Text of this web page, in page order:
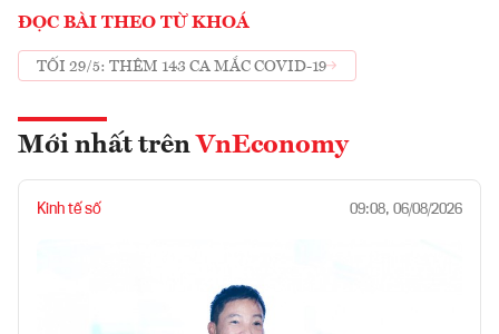
ĐỌC BÀI THEO TỪ KHOÁ
TỐI 29/5: THÊM 143 CA MẮC COVID-19
Mới nhất trên VnEconomy
Kinh tế số 09:08, 06/08/2026